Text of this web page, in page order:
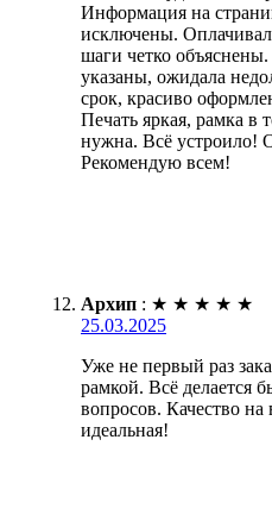
Информация на
исключены.
шаги четко
указаны, ожидала
срок, красиво
Печать яркая, рамка в
нужна. Всё устроило!
Рекомендую всем!
Архип : ★ ★ ★ ★ ★
25.03.2025
Уже не первый раз
рамкой. Всё делается
вопросов. Качество
идеальная!